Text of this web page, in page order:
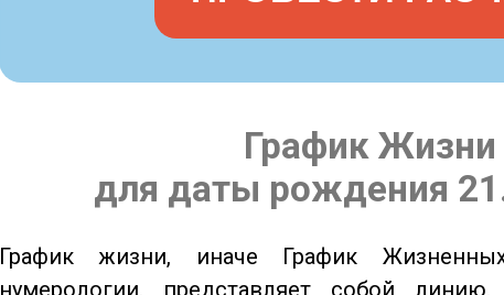
График Жизни
для даты рождения
График жизни, иначе График